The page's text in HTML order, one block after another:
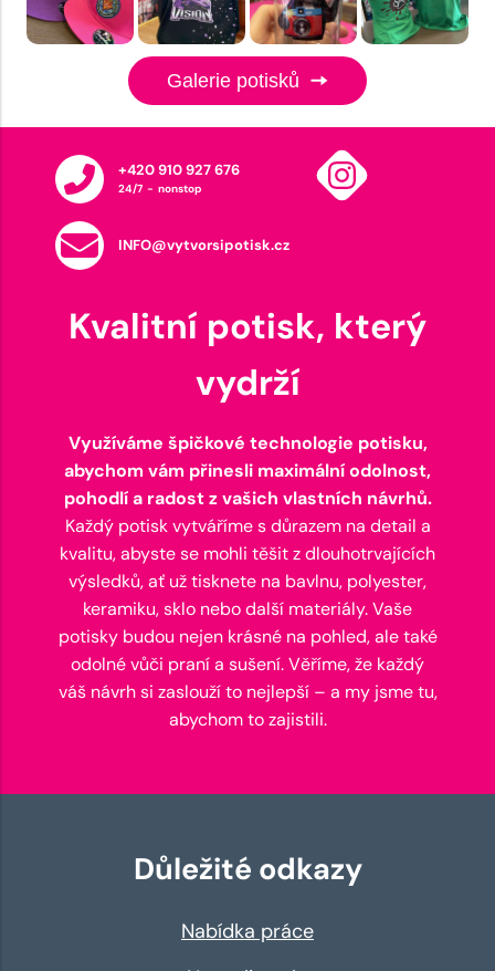
Galerie potisků
+420 910 927 676
24/7 - nonstop
INFO@vytvorsipotisk.cz
Kvalitní potisk, který
vydrží
Využíváme špičkové technologie potisku,
abychom vám přinesli maximální odolnost,
pohodlí a radost z vašich vlastních návrhů.
Každý potisk vytváříme s důrazem na detail a
kvalitu, abyste se mohli těšit z dlouhotrvajících
výsledků, ať už tisknete na bavlnu, polyester,
keramiku, sklo nebo další materiály. Vaše
potisky budou nejen krásné na pohled, ale také
odolné vůči praní a sušení. Věříme, že každý
váš návrh si zaslouží to nejlepší – a my jsme tu,
abychom to zajistili.
Důležité odkazy
Nabídka práce